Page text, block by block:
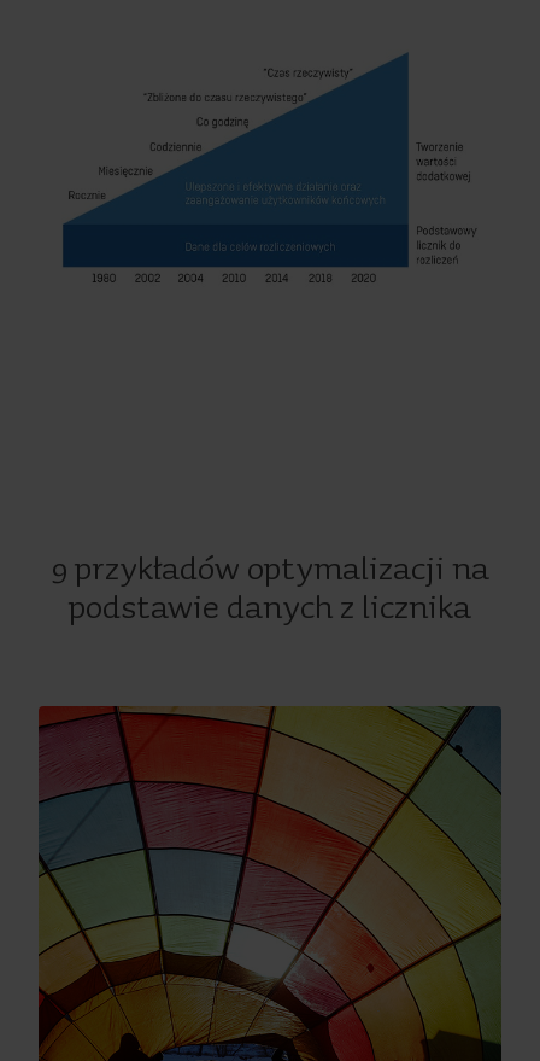
9 przykładów optymalizacji na
podstawie danych z licznika